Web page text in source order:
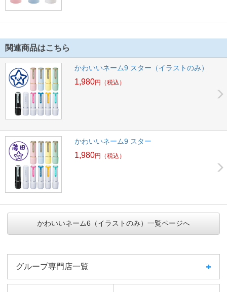
関連商品はこちら
かわいいネーム9 スター（イラストのみ）
1,980円 （税込）
かわいいネーム9 スター
1,980円 （税込）
かわいいネーム6（イラストのみ）一覧ページへ
グループ専門店一覧